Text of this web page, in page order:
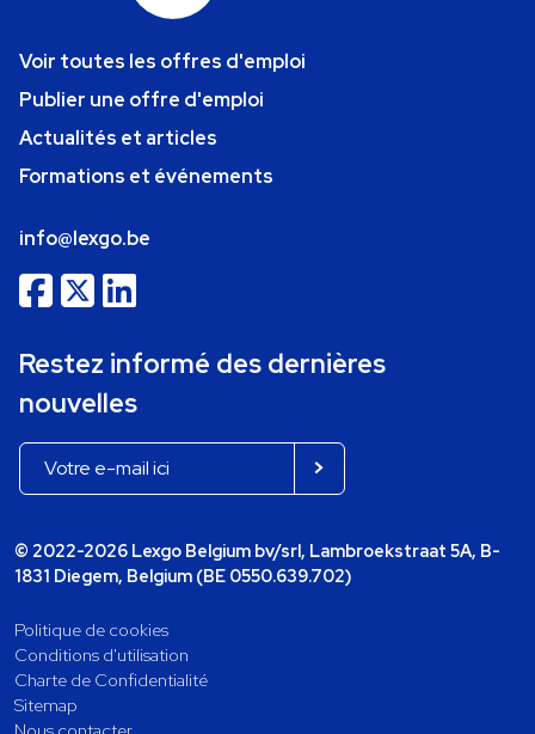
Voir toutes les offres d'emploi
Publier une offre d'emploi
Actualités et articles
Formations et événements
info@lexgo.be
Restez informé des dernières
nouvelles
© 2022-2026 Lexgo Belgium bv/srl, Lambroekstraat 5A, B-
1831 Diegem, Belgium (BE 0550.639.702)
Politique de cookies
Conditions d'utilisation
Charte de Confidentialité
Sitemap